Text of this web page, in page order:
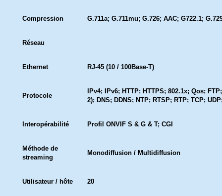
Compression G.711a; G.711mu; G.726; AAC; G722.1;
Réseau
Ethernet RJ-45 (10 / 100Base-T)
Protocole
IPv4; IPv6; HTTP; HTTPS; 802.1x; Qos;
2); DNS; DDNS; NTP; RTSP; RTP; TCP;
Interopérabilité Profil ONVIF S & G & T; CGI
Méthode de
streaming
Monodiffusion / Multidiffusion
Utilisateur / hôte 20